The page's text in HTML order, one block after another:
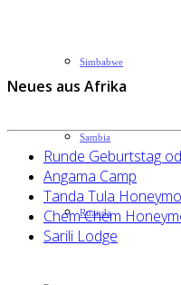
Simbabwe
Sambia
Ruanda
Neues aus Afrika
Runde Geburtstag
Angama Camp
Tanda Tula
Chem Chem
Sarili Lodge